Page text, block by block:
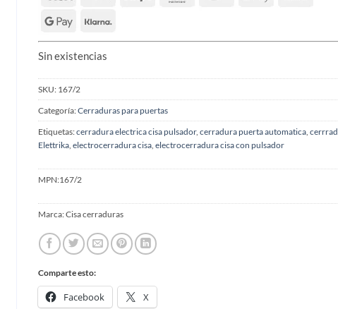
Sin existencias
SKU: 167/2
Categoría:Cerraduras para puertas
Etiquetas:cerradura electrica cisa pulsador, cerradura puerta automatica
Elettrika electrocerradura cisa electrocerradura cisa con pulsador
MPN:167/2
Marca:Cisa cerraduras
Comparte esto:
Facebook X